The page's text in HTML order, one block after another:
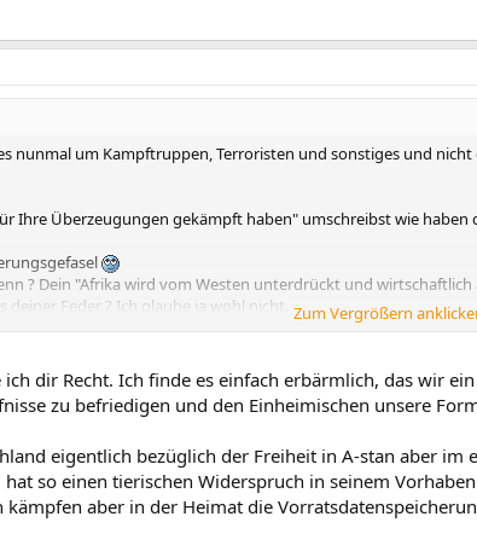
nunmal um Kampftruppen, Terroristen und sonstiges und
Ihre Überzeugungen gekämpft haben" umschreibst wie
? Dein "Afrika wird vom Westen unterdrückt und
Feder ? Ich glaube ja wohl nicht.
aber machen ist immer eine andere Sache.
und auszubeuten und schluß ist. Was will man sich
meint die Politik in Europa ist unmenschlich was dann ?
Tolle Logik.
oder durch Wirtschaftssanktionen oder
Zum Vergrößern
dir Recht. Ich finde es einfach erbärmlich, das wir
zu befriedigen und den Einheimischen unsere
eigentlich bezüglich der Freiheit in A-stan aber im
so einen tierischen Widerspruch in seinem
kämpfen aber in der Heimat die